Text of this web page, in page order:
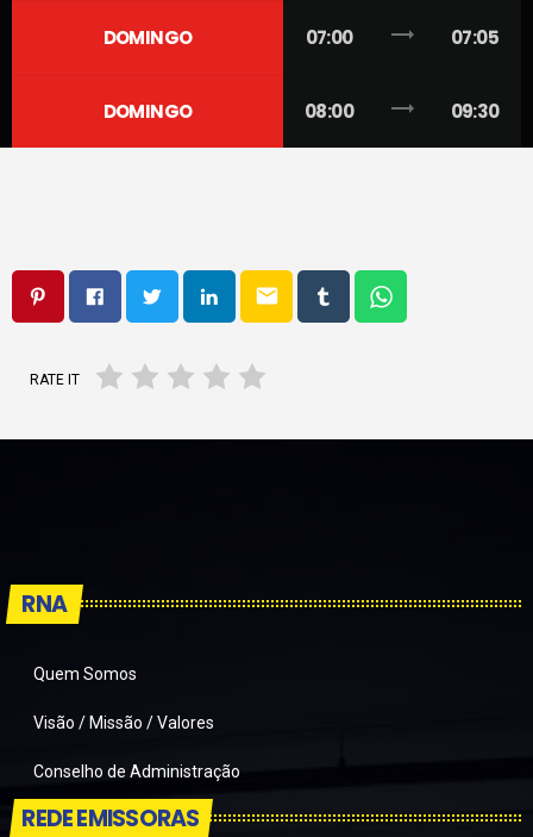
DOMINGO 07:00 trending_flat 07:05
DOMINGO 08:00 trending_flat 09:30
email
RATE IT
RNA
Quem Somos
Visão / Missão / Valores
Conselho de Administração
REDE EMISSORAS